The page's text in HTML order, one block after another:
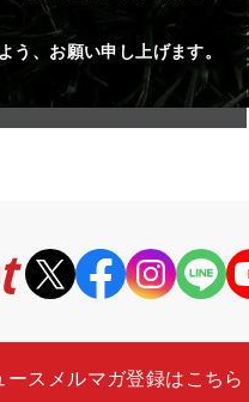
う、お願い申し上げます。
ース メルマガ登録はこちら